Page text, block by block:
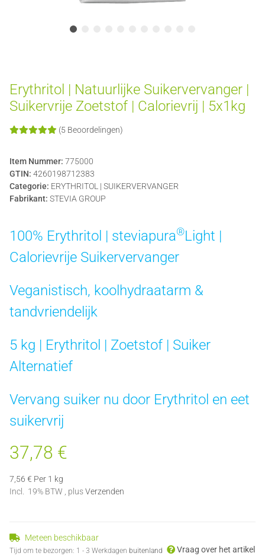
Erythritol | Natuurlijke Suikervervanger |
Suikervrije Zoetstof | Calorievrij | 5x1kg
(5 Beoordelingen)
Item Nummer: 775000
GTIN: 4260198712383
Categorie: ERYTHRITOL | SUIKERVERVANGER
Fabrikant: STEVIA GROUP
100% Erythritol | steviapura®Light |
Calorievrije Suikervervanger
Veganistisch, koolhydraatarm &
tandvriendelijk
5 kg | Erythritol | Zoetstof | Suiker
Alternatief
Vervang suiker nu door Erythritol en eet
suikervrij
37,78 €
7,56 € Per 1 kg
Incl. 19% BTW , plusVerzenden
Meteen beschikbaar
Tijd om te bezorgen: 1 - 3 Werkdagen buitenland Vraag over het artikel